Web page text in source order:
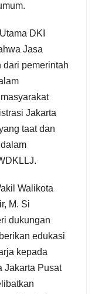
DKI
Jasa
dari pemerintah
Jakarta
taat dan
Walikota
M. Si
dukungan
edukasi
kepada
Jakarta Pusat